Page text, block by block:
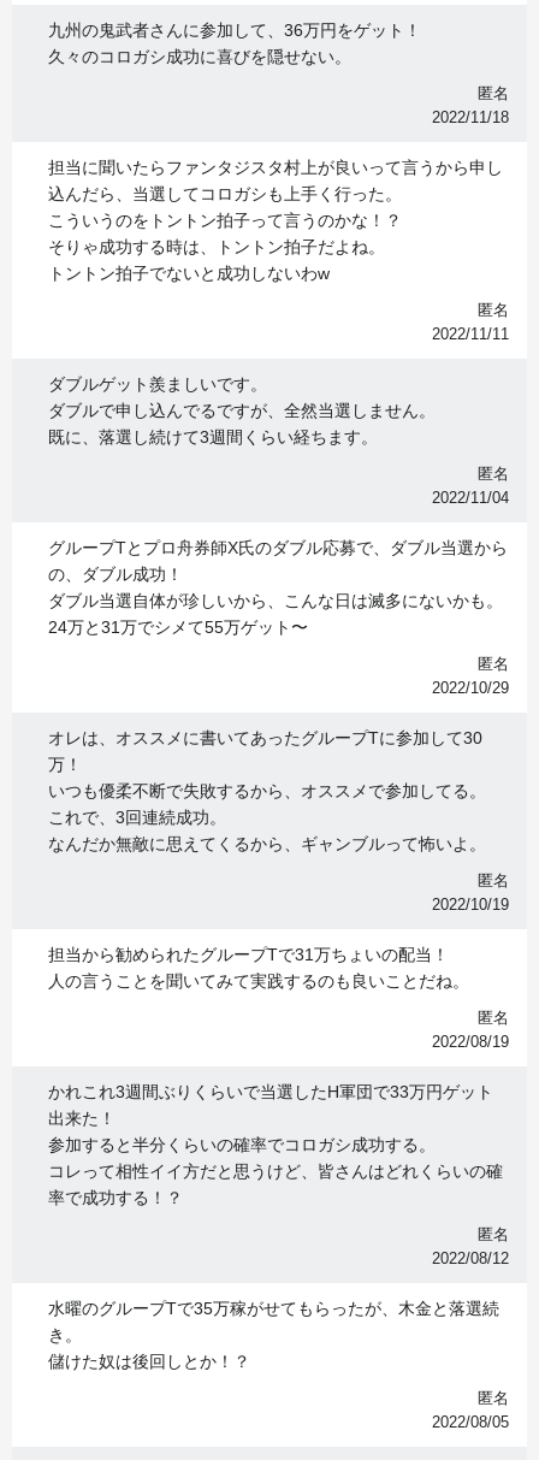
九州の鬼武者さんに参加して、36万円をゲット！
久々のコロガシ成功に喜びを隠せない。
匿名
2022/11/18
担当に聞いたらファンタジスタ村上が良いって言うから申し
込んだら、当選してコロガシも上手く行った。
こういうのをトントン拍子って言うのかな！？
そりゃ成功する時は、トントン拍子だよね。
トントン拍子でないと成功しないわw
匿名
2022/11/11
ダブルゲット羨ましいです。
ダブルで申し込んでるですが、全然当選しません。
既に、落選し続けて3週間くらい経ちます。
匿名
2022/11/04
グループTとプロ舟券師X氏のダブル応募で、ダブル当選から
の、ダブル成功！
ダブル当選自体が珍しいから、こんな日は滅多にないかも。
24万と31万でシメて55万ゲット〜
匿名
2022/10/29
オレは、オススメに書いてあったグループTに参加して30
万！
いつも優柔不断で失敗するから、オススメで参加してる。
これで、3回連続成功。
なんだか無敵に思えてくるから、ギャンブルって怖いよ。
匿名
2022/10/19
担当から勧められたグループTで31万ちょいの配当！
人の言うことを聞いてみて実践するのも良いことだね。
匿名
2022/08/19
かれこれ3週間ぶりくらいで当選したH軍団で33万円ゲット
出来た！
参加すると半分くらいの確率でコロガシ成功する。
コレって相性イイ方だと思うけど、皆さんはどれくらいの確
率で成功する！？
匿名
2022/08/12
水曜のグループTで35万稼がせてもらったが、木金と落選続
き。
儲けた奴は後回しとか！？
匿名
2022/08/05